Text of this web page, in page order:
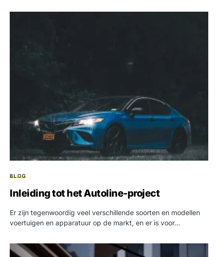
BLOG
Inleiding tot het Autoline-project
Er zijn tegenwoordig veel verschillende soorten en modellen
voertuigen en apparatuur op de markt, en er is voor…